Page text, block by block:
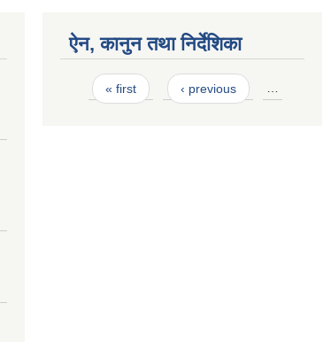
ऐन, कानुन तथा निर्देशिका
Pages
« first ‹ previous …